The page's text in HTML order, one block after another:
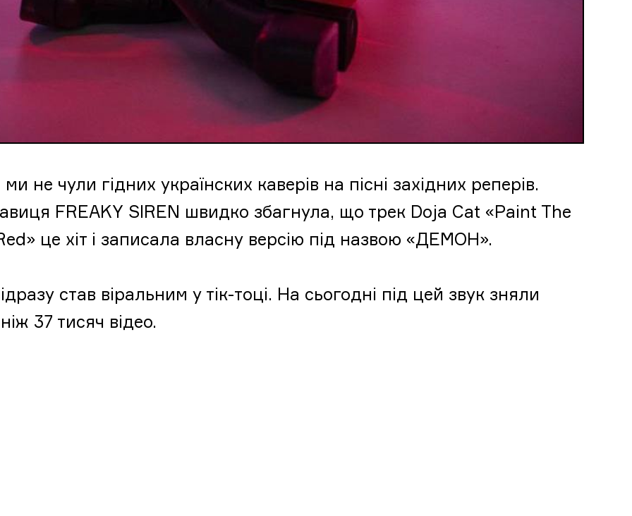
не чули гідних українских каверів на пісні західних реперів.
FREAKY SIREN швидко збагнула, що трек Doja Cat «Paint The
це хіт і записала власну версію під назвою «ДЕМОН».
став віральним у тік-тоці. На сьогодні під цей звук зняли
37 тисяч відео.